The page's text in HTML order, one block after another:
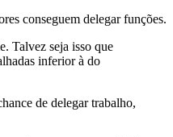
conseguem delegar funções.
Talvez seja isso que
inferior à do
de delegar trabalho,